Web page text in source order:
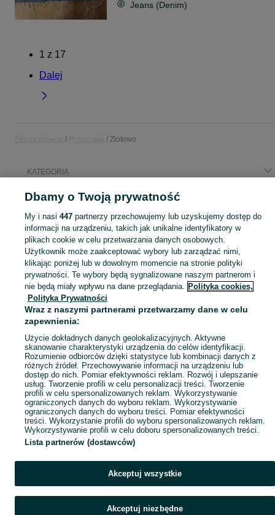
Jeans (Denim)
1 z 17
Dalej
Złotowo
KATEGORIA
Popularne wyszukiwania
gregoire besson kuhn 182 case magnum pług 6 skibowy
Skorzystaj z największego serwisu ogłoszeniowego - Złotowo i okolice! Kupuj to, czego pragniesz i sprzedawaj to, czego już nie potrzebujesz! Zobacz
Mapa kategorii
Mapa miejscowości
Mapa ministron
Popularne wyszukiwania
Dbamy o Twoją prywatność
My i nasi 447partnerzy przechowujemy lub uzyskujemy dostęp do
informacji na urządzeniu, takich jak unikalne identyfikatory w
plikach cookie w celu przetwarzania danych osobowych.
Użytkownik może zaakceptować wybory lub zarządzać nimi,
klikając poniżej lub w dowolnym momencie na stronie polityki
prywatności. Te wybory będą sygnalizowane naszym partnerom i
nie będą miały wpływu na dane przeglądania. Polityka cookies,
Polityka Prywatności
Wraz z naszymi partnerami przetwarzamy dane w celu
zapewnienia:
Użycie dokładnych danych geolokalizacyjnych. Aktywne
skanowanie charakterystyki urządzenia do celów identyfikacji.
Rozumienie odbiorców dzięki statystyce lub kombinacji danych z
różnych źródeł. Przechowywanie informacji na urządzeniu lub
dostęp do nich. Pomiar efektywności reklam. Rozwój i ulepszanie
usług. Tworzenie profili w celu personalizacji treści. Tworzenie
profili w celu spersonalizowanych reklam. Wykorzystywanie
ograniczonych danych do wyboru reklam. Wykorzystywanie
ograniczonych danych do wyboru treści. Pomiar efektywności
treści. Wykorzystanie profili do wyboru spersonalizowanych reklam.
Wykorzystywanie profili w celu doboru spersonalizowanych treści.
Lista partnerów (dostawców)
Akceptuj wszystkie
Akceptuj niezbędne